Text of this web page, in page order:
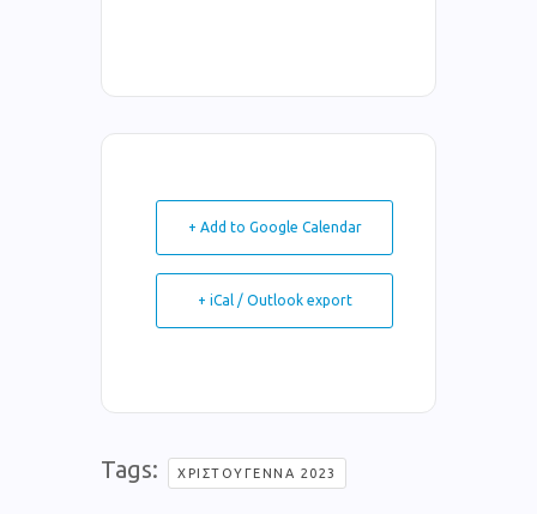
+ Add to Google Calendar
+ iCal / Outlook export
Tags: ΧΡΙΣΤΟΎΓΕΝΝΑ 2023